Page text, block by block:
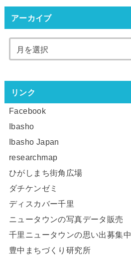
アーカイブ
リンク
Facebook
Ibasho
Ibasho Japan
researchmap
ひがしまち街角広場
ダチケンゼミ
ディスカバー千里
ニュータウンの写真データ販売
千里ニュータウンの思い出募集中
豊中まちづくり研究所